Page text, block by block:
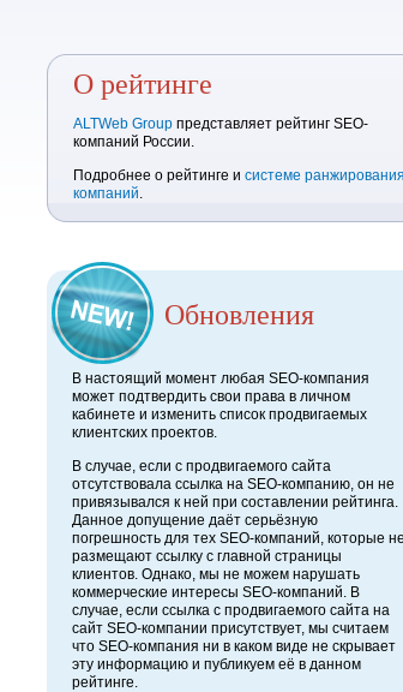
О рейтинге
ALTWeb Group представляет рейтинг SEO-
компаний России.
Подробнее о рейтинге и системе ранжирования
компаний.
Обновления
В настоящий момент любая SEO-компания
может подтвердить свои права в личном
кабинете и изменить список продвигаемых
клиентских проектов.
В случае, если с продвигаемого сайта
отсутствовала ссылка на SEO-компанию, он не
привязывался к ней при составлении рейтинга.
Данное допущение даёт серьёзную
погрешность для тех SEO-компаний, которые не
размещают ссылку с главной страницы
клиентов. Однако, мы не можем нарушать
коммерческие интересы SEO-компаний. В
случае, если ссылка с продвигаемого сайта на
сайт SEO-компании присутствует, мы считаем
что SEO-компания ни в каком виде не скрывает
эту информацию и публикуем её в данном
рейтинге.